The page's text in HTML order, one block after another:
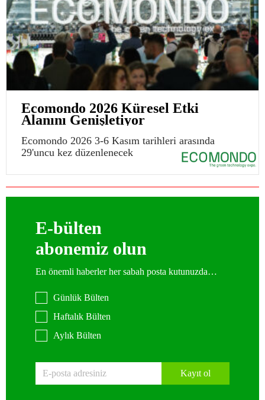
Ecomondo 2026 Küresel Etki
Alanını Genişletiyor
Ecomondo 2026 3-6 Kasım tarihleri arasında
29'uncu kez düzenlenecek
E-bülten
abonemiz olun
En önemli haberler her sabah posta kutunuzda…
Günlük Bülten
Haftalık Bülten
Aylık Bülten
Kayıt ol